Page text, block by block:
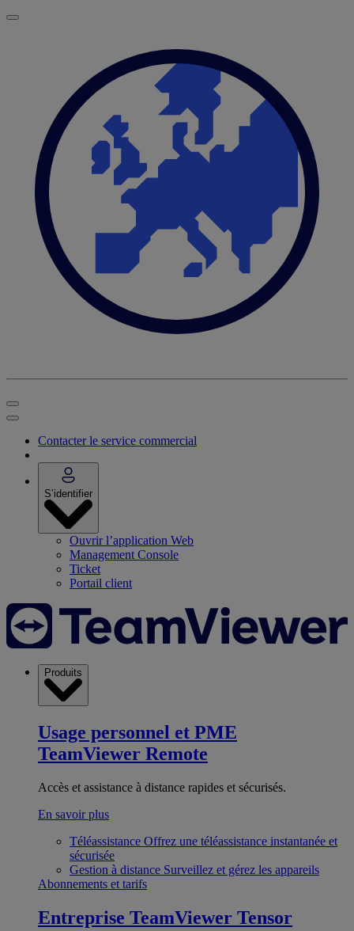
Contacter le service commercial
S’identifier
Ouvrir l’application Web
Management Console
Ticket
Portail client
Produits
Usage personnel et PME
TeamViewer Remote
Accès et assistance à distance rapides et sécurisés.
En savoir plus
Téléassistance Offrez une téléassistance instantanée et
sécurisée
Gestion à distance Surveillez et gérez les appareils
Abonnements et tarifs
Entreprise TeamViewer Tensor